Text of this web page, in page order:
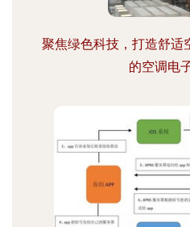
聚焦绿色科技，打造舒
的空调电